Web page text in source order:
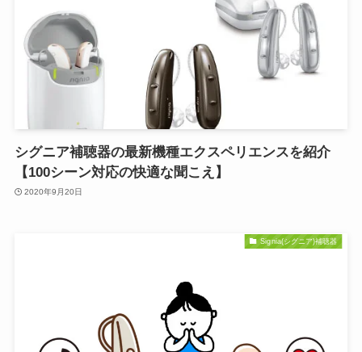
シグニア補聴器の最新機種エクスペリエンスを紹介
【100シーン対応の快適な聞こえ】
2020年9月20日
Signia(シグニア)補聴器